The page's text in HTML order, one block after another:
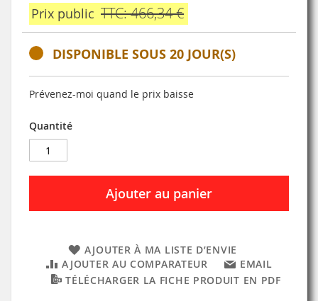
Prix public TTC: 466,34 €
DISPONIBLE SOUS 20 JOUR(S)
Prévenez-moi quand le prix baisse
Quantité
Ajouter au panier
AJOUTER À MA LISTE D’ENVIE
AJOUTER AU COMPARATEUR
EMAIL
TÉLÉCHARGER LA FICHE PRODUIT EN PDF